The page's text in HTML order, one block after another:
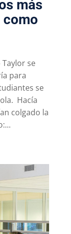
más
como
se
para
se
Hacía
colgado la